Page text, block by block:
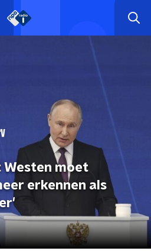
Westen moet
erkennen als